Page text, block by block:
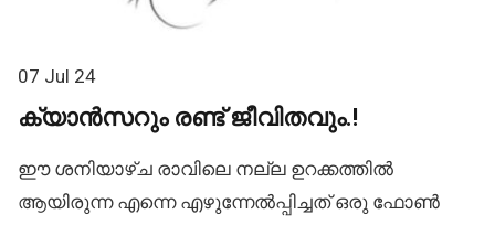
07 Jul 24
ക്യാൻസറും രണ്ട് ജീവിതവും.!
ഈ ശനിയാഴ്ച രാവിലെ നല്ല ഉറക്കത്തിൽ
ആയിരുന്ന എന്നെ എഴുന്നേൽപ്പിച്ചത് ഒരു ഫോൺ